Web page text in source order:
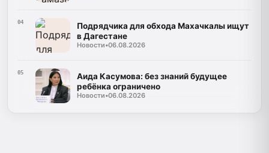
04
Подрядчика для обхода Махачкалы ищут
в Дагестане
Новости•06.08.2026
05
Аида Касумова: без знаний будущее
ребёнка ограничено
Новости•06.08.2026